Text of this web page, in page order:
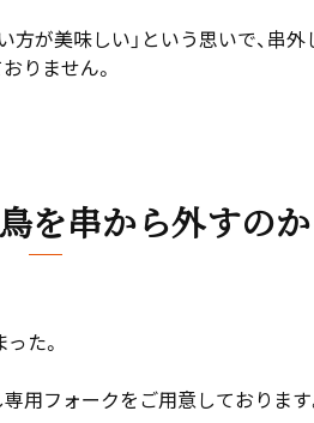
方が美味しい」という思いで、串
りません。
を串から外すのか
た。
専用フォークをご用意しております